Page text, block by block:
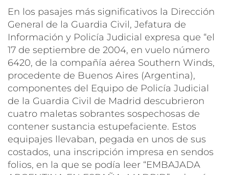
En los pasajes más significativos la Dirección
General de la Guardia Civil, Jefatura de
Información y Policía Judicial expresa que “el
17 de septiembre de 2004, en vuelo número
6420, de la compañía aérea Southern Winds,
procedente de Buenos Aires (Argentina),
componentes del Equipo de Policía Judicial
de la Guardia Civil de Madrid descubrieron
cuatro maletas sobrantes sospechosas de
contener sustancia estupefaciente. Estos
equipajes llevaban, pegada en unos de sus
costados, una inscripción impresa en sendos
folios, en la que se podía leer “EMBAJADA